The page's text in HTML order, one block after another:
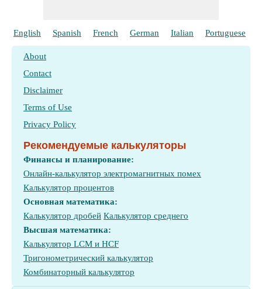
English Spanish French German Italian Portuguese
About
Contact
Disclaimer
Terms of Use
Privacy Policy
Рекомендуемые калькуляторы
Финансы и планирование:
Онлайн-калькулятор электромагнитных помех
Калькулятор процентов
Основная математика:
Калькулятор дробей Калькулятор среднего
Высшая математика:
Калькулятор LCM и HCF
Тригонометрический калькулятор
Комбинаторный калькулятор